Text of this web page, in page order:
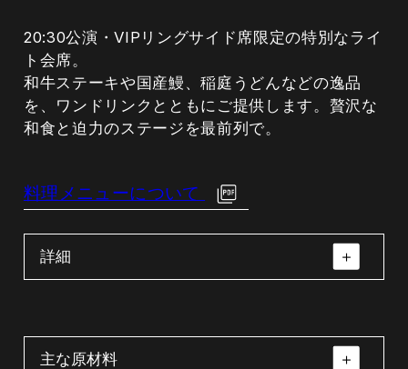
20:30公演・VIPリングサイド席限定の特別なライ
ト会席。
和牛ステーキや国産鰻、稲庭うどんなどの逸品
を、ワンドリンクとともにご提供します。贅沢な
和食と迫力のステージを最前列で。
料理メニューについて
詳細
主な原材料